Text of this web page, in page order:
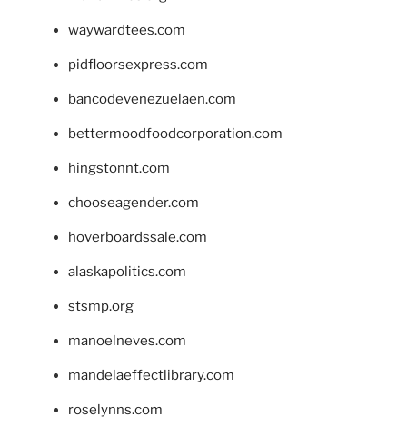
waywardtees.com
pidfloorsexpress.com
bancodevenezuelaen.com
bettermoodfoodcorporation.com
hingstonnt.com
chooseagender.com
hoverboardssale.com
alaskapolitics.com
stsmp.org
manoelneves.com
mandelaeffectlibrary.com
roselynns.com